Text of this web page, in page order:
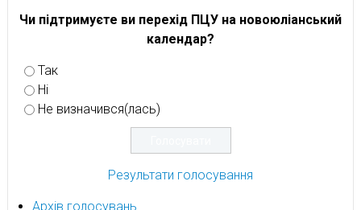
Чи підтримуєте ви перехід ПЦУ на новоюліанський
календар?
Так
Ні
Не визначився(лась)
Результати голосування
Архів голосувань